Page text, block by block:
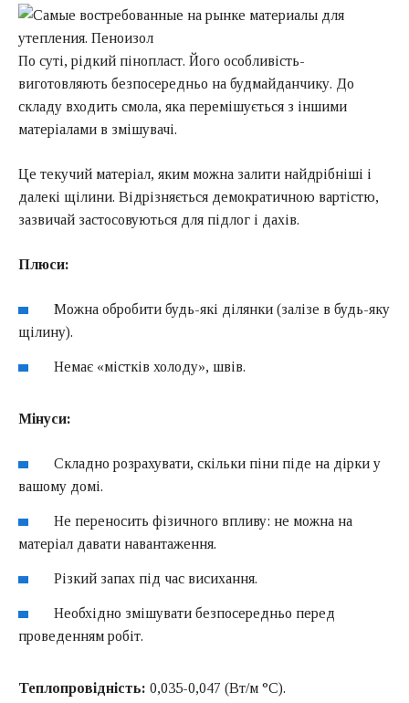
По суті, рідкий пінопласт. Його особливість-
виготовляють безпосередньо на будмайданчику. До
складу входить смола, яка перемішується з іншими
матеріалами в змішувачі.
Це текучий матеріал, яким можна залити найдрібніші і
далекі щілини. Відрізняється демократичною вартістю,
зазвичай застосовуються для підлог і дахів.
Плюси:
Можна обробити будь-які ділянки (залізе в будь-яку
щілину).
Немає «містків холоду», швів.
Мінуси:
Складно розрахувати, скільки піни піде на дірки у
вашому домі.
Не переносить фізичного впливу: не можна на
матеріал давати навантаження.
Різкий запах під час висихання.
Необхідно змішувати безпосередньо перед
проведенням робіт.
Теплопровідність: 0,035-0,047 (Вт/м °C).